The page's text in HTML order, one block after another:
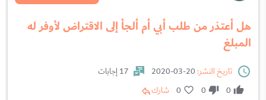
هل أعتذر من طلب أبي أم ألجأ إلى الاقتراض لأوفر له
المبلغ
تاريخ النشر:
17 إجابات
0
0
0 شارك